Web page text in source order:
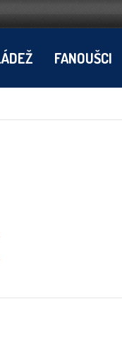
FANOUŠCI